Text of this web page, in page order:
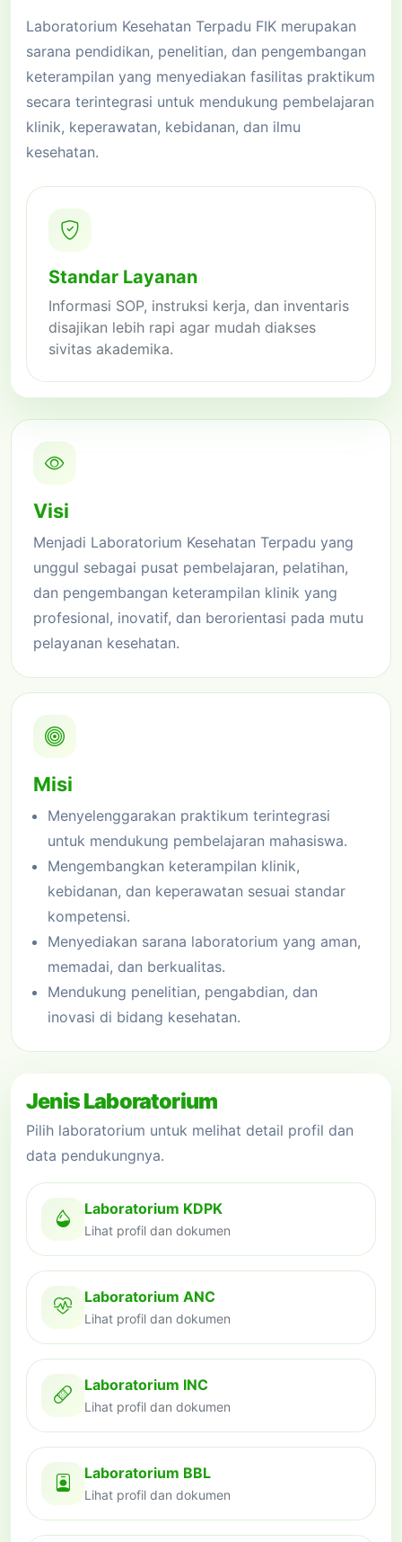
Laboratorium Kesehatan Terpadu FIK merupakan
sarana pendidikan, penelitian, dan pengembangan
keterampilan yang menyediakan fasilitas praktikum
secara terintegrasi untuk mendukung pembelajaran
klinik, keperawatan, kebidanan, dan ilmu
kesehatan.
Standar Layanan
Informasi SOP, instruksi kerja, dan inventaris
disajikan lebih rapi agar mudah diakses
sivitas akademika.
Visi
Menjadi Laboratorium Kesehatan Terpadu yang
unggul sebagai pusat pembelajaran, pelatihan,
dan pengembangan keterampilan klinik yang
profesional, inovatif, dan berorientasi pada mutu
pelayanan kesehatan.
Misi
Menyelenggarakan praktikum terintegrasi
untuk mendukung pembelajaran mahasiswa.
Mengembangkan keterampilan klinik,
kebidanan, dan keperawatan sesuai standar
kompetensi.
Menyediakan sarana laboratorium yang aman,
memadai, dan berkualitas.
Mendukung penelitian, pengabdian, dan
inovasi di bidang kesehatan.
Jenis Laboratorium
Pilih laboratorium untuk melihat detail profil dan
data pendukungnya.
Laboratorium KDPK
Lihat profil dan dokumen
Laboratorium ANC
Lihat profil dan dokumen
Laboratorium INC
Lihat profil dan dokumen
Laboratorium BBL
Lihat profil dan dokumen